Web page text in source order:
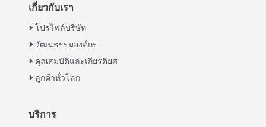
เกี่ยวกับเรา
โปรไฟล์บริษัท
วัฒนธรรมองค์กร
คุณสมบัติและเกียรติยศ
ลูกค้าทั่วโลก
บริการ